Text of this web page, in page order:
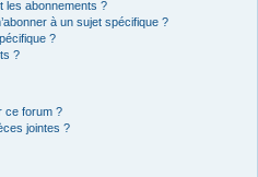
les abonnements ?
à un sujet spécifique ?
?
?
ce forum ?
jointes ?